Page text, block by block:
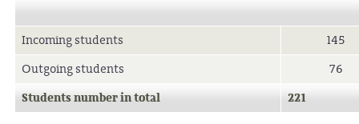
Incoming students
145
Outgoing students
76
Students number in total 221